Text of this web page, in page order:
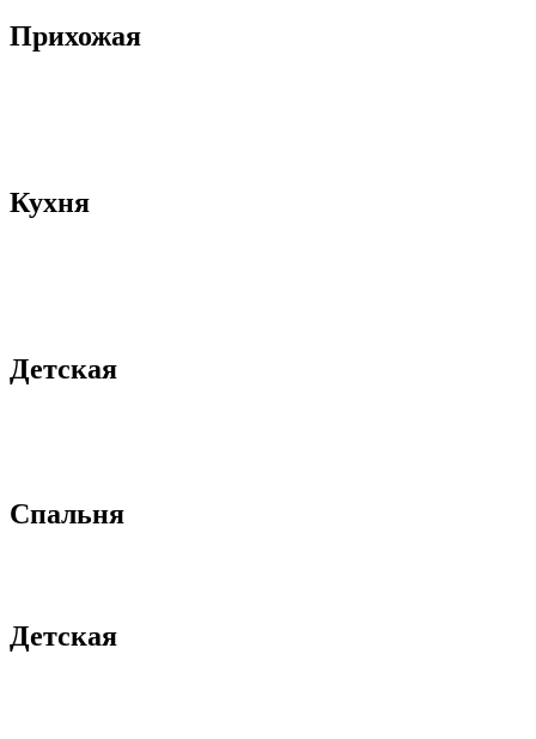
Прихожая
Кухня
Детская
Спальня
Детская